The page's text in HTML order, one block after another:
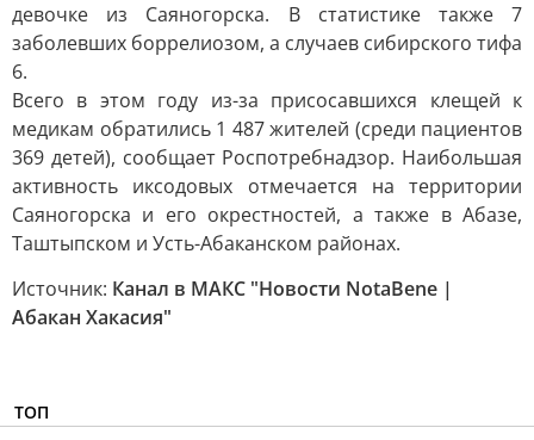
девочке из Саяногорска. В статистике также 7
заболевших боррелиозом, а случаев сибирского тифа
6.
Всего в этом году из-за присосавшихся клещей к
медикам обратились 1 487 жителей (среди пациентов
369 детей), сообщает Роспотребнадзор. Наибольшая
активность иксодовых отмечается на территории
Саяногорска и его окрестностей, а также в Абазе,
Таштыпском и Усть-Абаканском районах.
Источник: Канал в МАКС "Новости NotaBene |
Абакан Хакасия"
ТОП